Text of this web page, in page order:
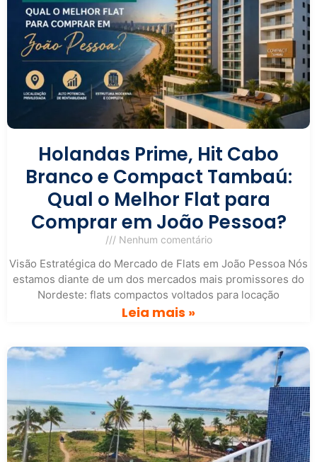
Holandas Prime, Hit Cabo
Branco e Compact Tambaú:
Qual o Melhor Flat para
Comprar em João Pessoa?
Nenhum comentário
Visão Estratégica do Mercado de Flats em João Pessoa Nós
estamos diante de um dos mercados mais promissores do
Nordeste: flats compactos voltados para locação
Leia mais »